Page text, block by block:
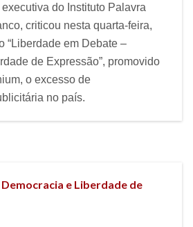
do Instituto Palavra
criticou nesta quarta-feira,
“Liberdade em Debate –
de Expressão”, promovido
o excesso de
no país.
e Liberdade de